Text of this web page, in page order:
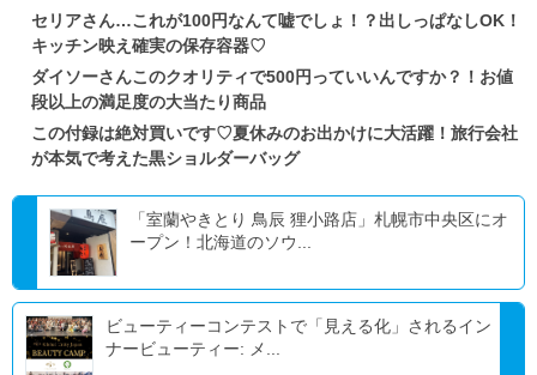
セリアさん…これが100円なんて嘘でしょ！？出しっぱなしOK！
キッチン映え確実の保存容器♡
ダイソーさんこのクオリティで500円っていいんですか？！お値
段以上の満足度の大当たり商品
この付録は絶対買いです♡夏休みのお出かけに大活躍！旅行会社
が本気で考えた黒ショルダーバッグ
「室蘭やきとり 鳥辰 狸小路店」札幌市中央区にオ
ープン！北海道のソウ...
ビューティーコンテストで「見える化」されるイン
ナービューティー: メ...